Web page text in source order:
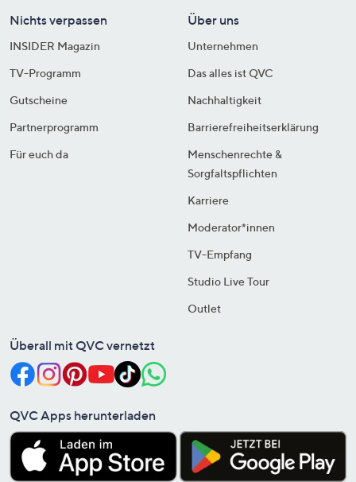
Nichts verpassen
INSIDER Magazin
TV-Programm
Gutscheine
Partnerprogramm
Für euch da
Über uns
Unternehmen
Das alles ist QVC
Nachhaltigkeit
Barrierefreiheitserklärung
Menschenrechte &
Sorgfaltspflichten
Karriere
Moderator*innen
TV-Empfang
Studio Live Tour
Outlet
Überall mit QVC vernetzt
QVC Apps herunterladen